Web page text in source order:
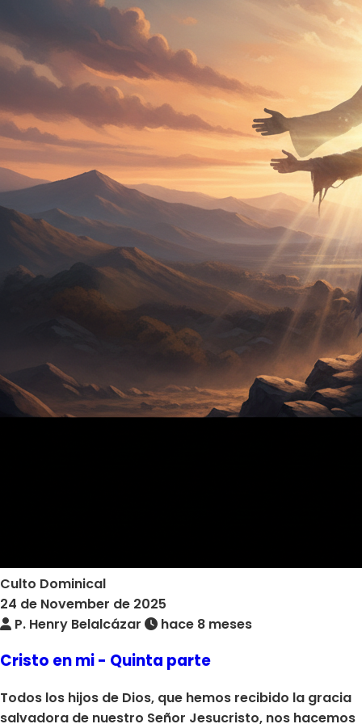
Culto Dominical
24 de November de 2025
P. Henry Belalcázar
hace 8 meses
Cristo en mi - Quinta parte
Todos los hijos de Dios, que hemos recibido la gracia
salvadora de nuestro Señor Jesucristo, nos hacemos